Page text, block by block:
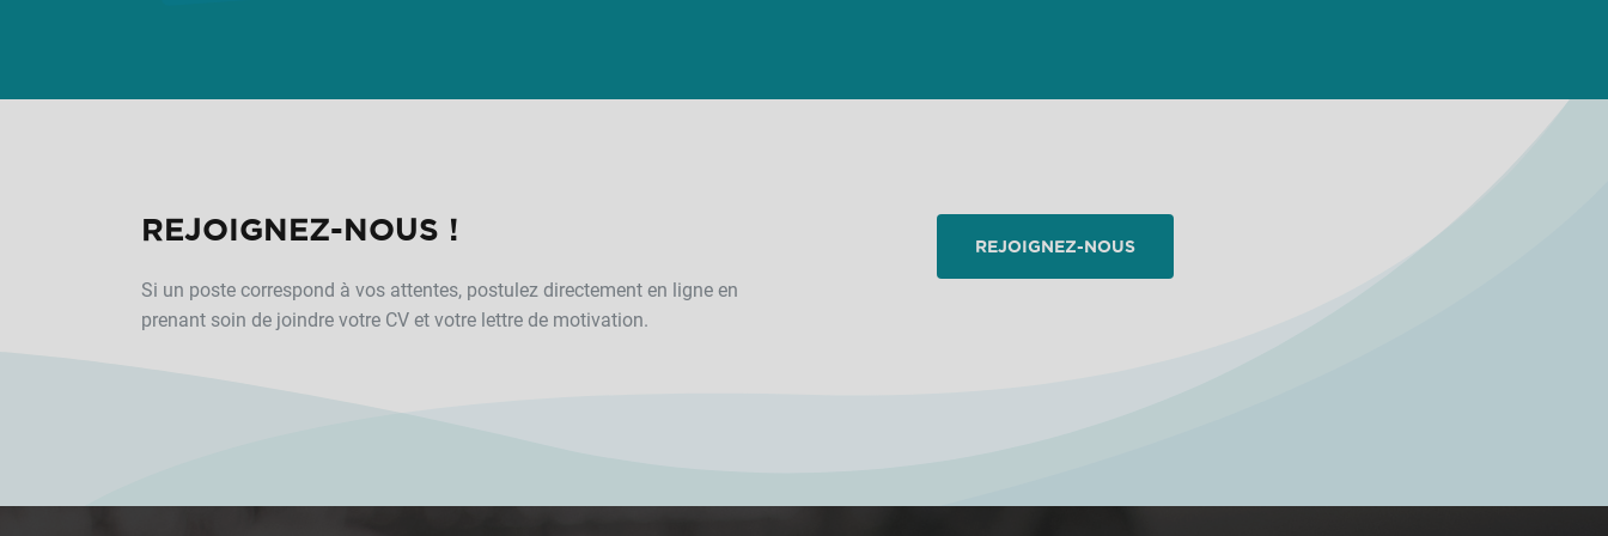
REJOIGNEZ-NOUS !
Si un poste correspond à vos attentes, postulez directement en ligne en
prenant soin de joindre votre CV et votre lettre de motivation.
REJOIGNEZ-NOUS